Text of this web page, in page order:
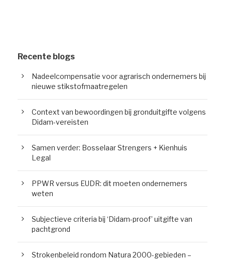
Recente blogs
Nadeelcompensatie voor agrarisch ondernemers bij
nieuwe stikstofmaatregelen
Context van bewoordingen bij gronduitgifte volgens
Didam-vereisten
Samen verder: Bosselaar Strengers + Kienhuis
Legal
PPWR versus EUDR: dit moeten ondernemers
weten
Subjectieve criteria bij ‘Didam-proof’ uitgifte van
pachtgrond
Strokenbeleid rondom Natura 2000-gebieden –